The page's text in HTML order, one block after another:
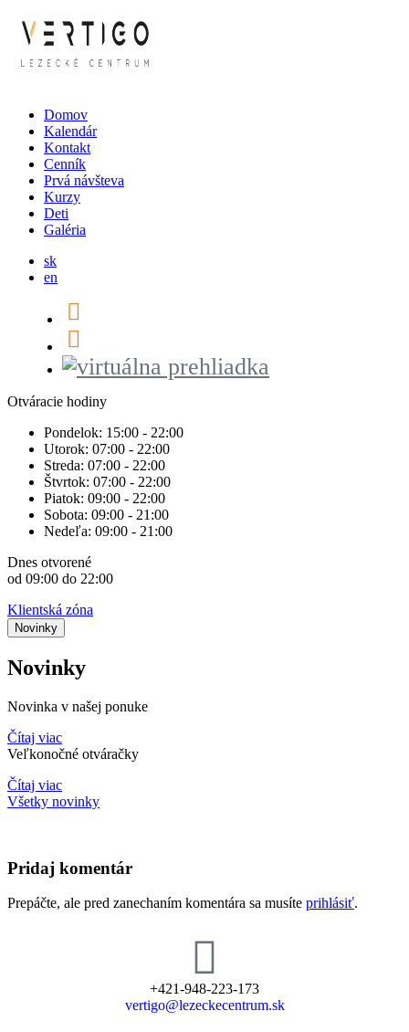
Domov
Kalendár
Kontakt
Cenník
Prvá návšteva
Kurzy
Deti
Galéria
sk
en
Otváracie hodiny
Pondelok: 15:00 - 22:00
Utorok: 07:00 - 22:00
Streda: 07:00 - 22:00
Štvrtok: 07:00 - 22:00
Piatok: 09:00 - 22:00
Sobota: 09:00 - 21:00
Nedeľa: 09:00 - 21:00
Dnes otvorené
od 09:00 do 22:00
Klientská zóna
Novinky
Novinky
Novinka v našej ponuke
Čítaj viac
Veľkonočné otváračky
Čítaj viac
Všetky novinky
Pridaj komentár
Prepáčte, ale pred zanechaním komentára sa musíte prihlásiť.
+421-948-223-173
vertigo@lezeckecentrum.sk